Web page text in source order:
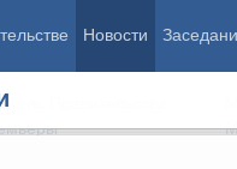
Новости
Правительства